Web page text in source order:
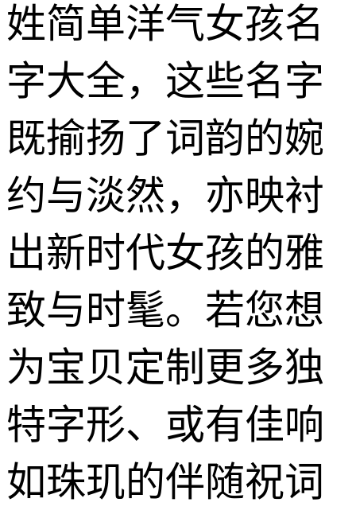
姓简单洋气女孩名
字大全，这些名字
既揄扬了词韵的婉
约与淡然，亦映衬
出新时代女孩的雅
致与时髦。若您想
为宝贝定制更多独
特字形、或有佳响
如珠玑的伴随祝词